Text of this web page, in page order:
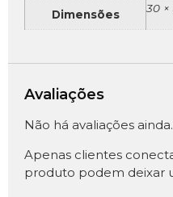
Dimensões 30 ×
Avaliações
Não há avaliações ainda.
Apenas clientes
produto podem deixar